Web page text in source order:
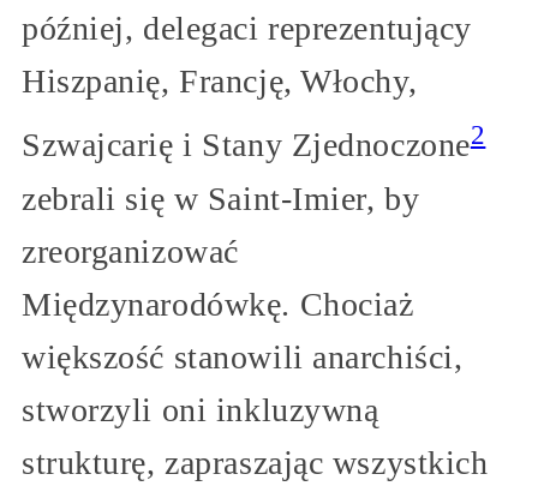
później, delegaci reprezentujący
Hiszpanię, Francję, Włochy,
Szwajcarię i Stany Zjednoczone2
zebrali się w Saint-Imier, by
zreorganizować
Międzynarodówkę. Chociaż
większość stanowili anarchiści,
stworzyli oni inkluzywną
strukturę, zapraszając wszystkich